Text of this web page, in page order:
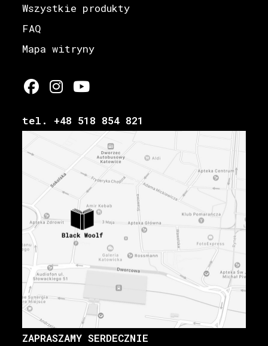
Wszystkie produkty
FAQ
Mapa witryny
tel. +48 518 854 821
ZAPRASZAMY SERDECZNIE